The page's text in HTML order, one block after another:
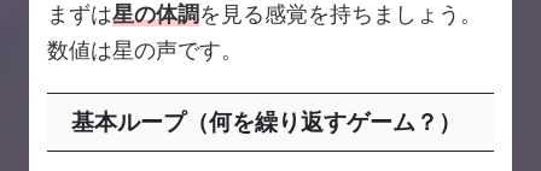
まずは星の体調を見る感覚を持ちましょう。
数値は星の声です。
基本ループ（何を繰り返すゲーム？）